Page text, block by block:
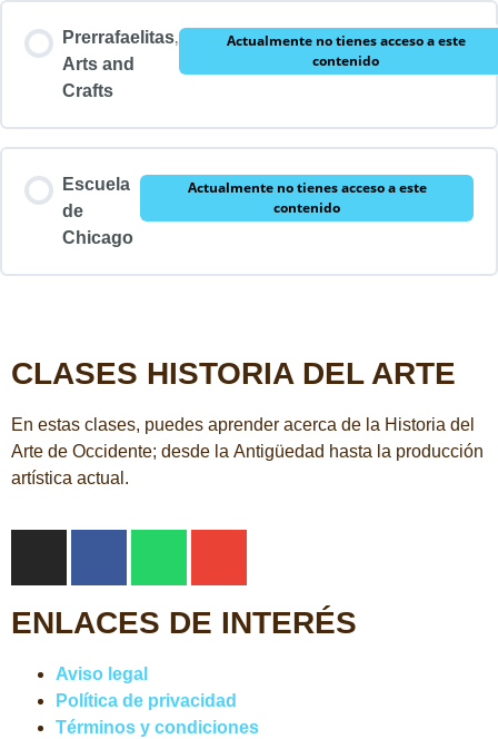
Prerrafaelitas,
Arts and
Crafts
Actualmente no tienes acceso a este
contenido
Escuela
de
Chicago
Actualmente no tienes acceso a este
contenido
CLASES HISTORIA DEL ARTE
En estas clases, puedes aprender acerca de la Historia del
Arte de Occidente; desde la Antigüedad hasta la producción
artística actual.
ENLACES DE INTERÉS
Aviso legal
Política de privacidad
Términos y condiciones